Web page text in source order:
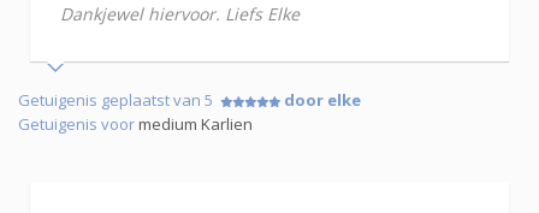
Dankjewel hiervoor. Liefs Elke
Getuigenis geplaatst van 5
door elke
Getuigenis voormedium Karlien